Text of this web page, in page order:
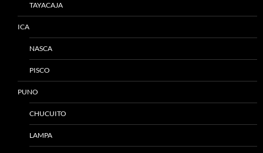
TAYACAJA
ICA
NASCA
PISCO
PUNO
CHUCUITO
LAMPA